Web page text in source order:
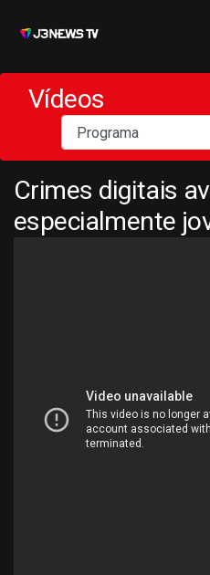
Vídeos
Crimes digitais
especialmente